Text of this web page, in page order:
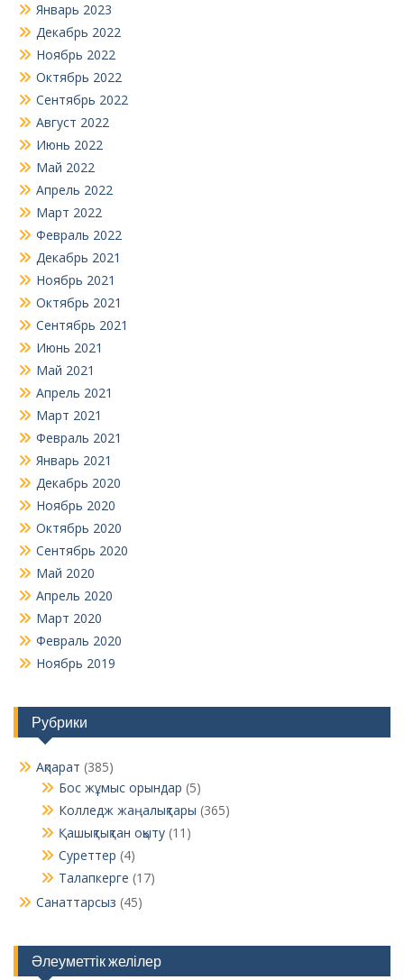
Январь 2023
Декабрь 2022
Ноябрь 2022
Октябрь 2022
Сентябрь 2022
Август 2022
Июнь 2022
Май 2022
Апрель 2022
Март 2022
Февраль 2022
Декабрь 2021
Ноябрь 2021
Октябрь 2021
Сентябрь 2021
Июнь 2021
Май 2021
Апрель 2021
Март 2021
Февраль 2021
Январь 2021
Декабрь 2020
Ноябрь 2020
Октябрь 2020
Сентябрь 2020
Май 2020
Апрель 2020
Март 2020
Февраль 2020
Ноябрь 2019
Рубрики
Ақпарат (385)
Бос жұмыс орындар (5)
Колледж жаңалықтары (365)
Қашықтықтан оқыту (11)
Суреттер (4)
Талапкерге (17)
Санаттарсыз (45)
Әлеуметтік желілер